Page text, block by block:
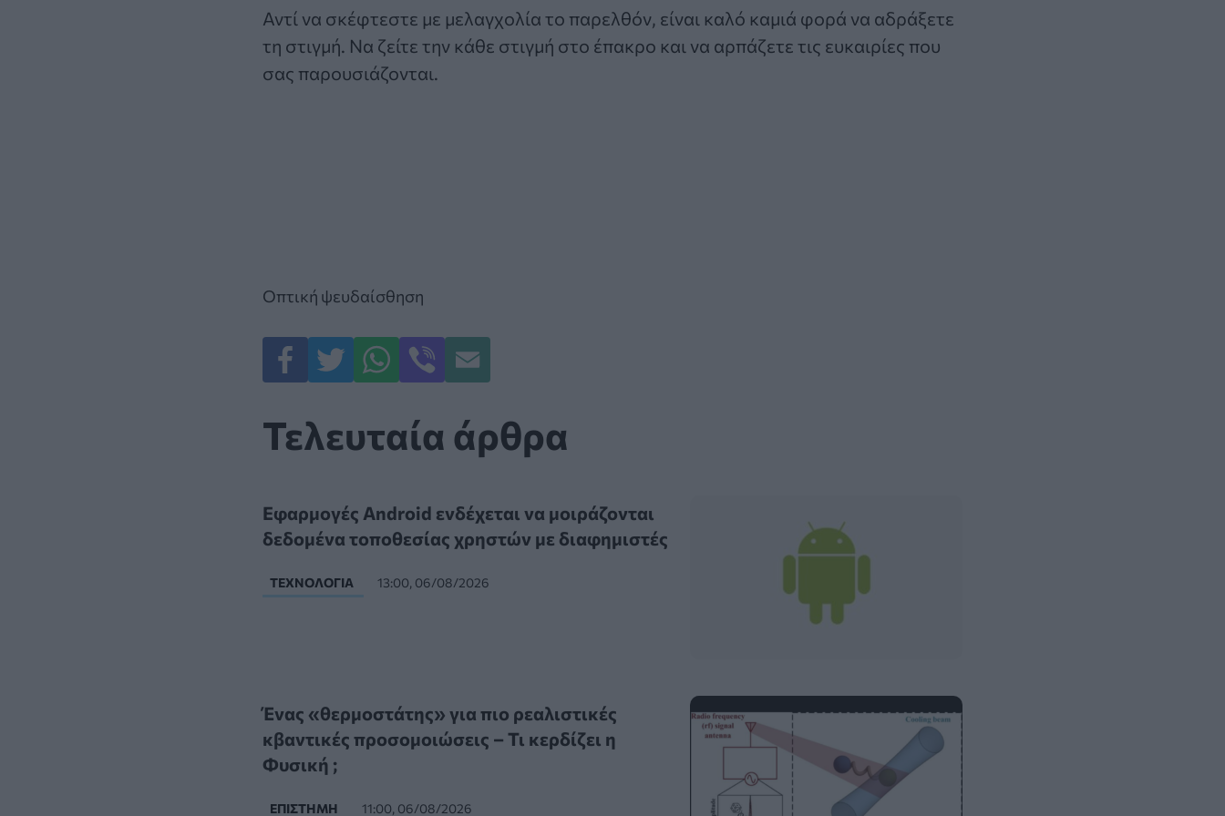
Αντί να σκέφτεστε με μελαγχολία το παρελθόν, είναι καλό καμιά φορά να αδράξετε
τη στιγμή. Να ζείτε την κάθε στιγμή στο έπακρο και να αρπάζετε τις ευκαιρίες που
σας παρουσιάζονται.
Οπτική ψευδαίσθηση
Τελευταία άρθρα
Εφαρμογές Android ενδέχεται να μοιράζονται
δεδομένα τοποθεσίας χρηστών με διαφημιστές
ΤΕΧΝΟΛΟΓΊΑ 13:00, 06/08/2026
Ένας «θερμοστάτης» για πιο ρεαλιστικές
κβαντικές προσομοιώσεις – Τι κερδίζει η
Φυσική ;
ΕΠΙΣΤΉΜΗ 11:00, 06/08/2026